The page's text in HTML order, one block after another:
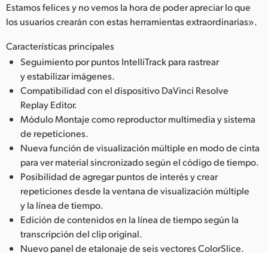
Estamos felices y no vemos la hora de poder apreciar lo que
los usuarios crearán con estas herramientas extraordinarias».
Características principales
Seguimiento por puntos IntelliTrack para rastrear
y estabilizar imágenes.
Compatibilidad con el dispositivo DaVinci Resolve
Replay Editor.
Módulo Montaje como reproductor multimedia y sistema
de repeticiones.
Nueva función de visualización múltiple en modo de cinta
para ver material sincronizado según el código de tiempo.
Posibilidad de agregar puntos de interés y crear
repeticiones desde la ventana de visualización múltiple
y la línea de tiempo.
Edición de contenidos en la línea de tiempo según la
transcripción del clip original.
Nuevo panel de etalonaje de seis vectores ColorSlice.